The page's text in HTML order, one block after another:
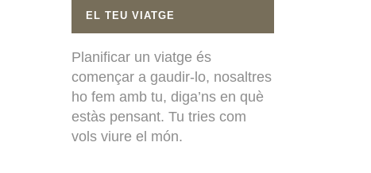
EL TEU VIATGE
Planificar un viatge és
començar a gaudir-lo, nosaltres
ho fem amb tu, diga’ns en què
estàs pensant. Tu tries com
vols viure el món.